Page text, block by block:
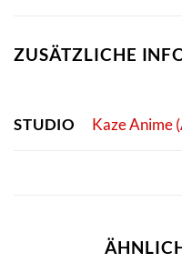
ZUSÄTZLICHE
STUDIO Kaze Anime